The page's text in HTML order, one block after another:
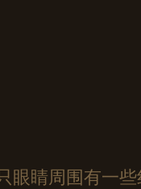
眼睛周围有一